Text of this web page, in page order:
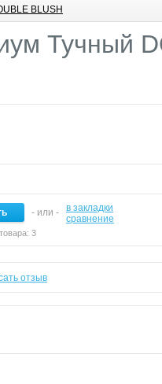
BLUSH
Тучный
- или -
в закладки
сравнение
3
отзыв